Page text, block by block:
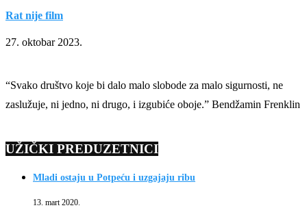
Rat nije film
27. oktobar 2023.
“Svako društvo koje bi dalo malo slobode za malo sigurnosti, ne
zaslužuje, ni jedno, ni drugo, i izgubiće oboje.” Bendžamin Frenklin
UŽIČKI PREDUZETNICI
Mladi ostaju u Potpeću i uzgajaju ribu
13. mart 2020.